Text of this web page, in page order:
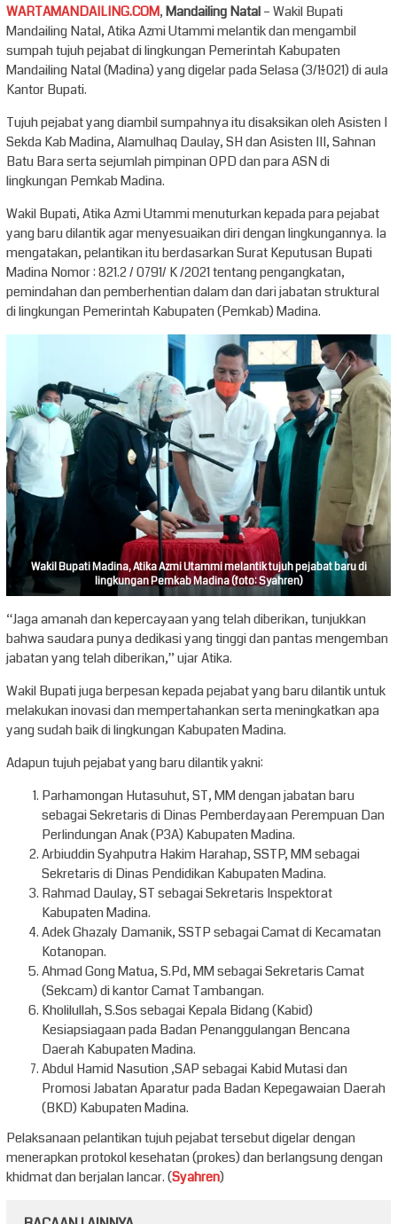
WARTAMANDAILING.COM,Mandailing Natal– Wakil Bupati
Mandailing Natal, Atika Azmi Utammi melantik dan mengambil
sumpah tujuh pejabat di lingkungan Pemerintah Kabupaten
Mandailing Natal (Madina) yang digelar pada Selasa (3/11/2021) di aula
Kantor Bupati.
Tujuh pejabat yang diambil sumpahnya itu disaksikan oleh Asisten I
Sekda Kab Madina, Alamulhaq Daulay, SH dan Asisten III, Sahnan
Batu Bara serta sejumlah pimpinan OPD dan para ASN di
lingkungan Pemkab Madina.
Wakil Bupati, Atika Azmi Utammi menuturkan kepada para pejabat
yang baru dilantik agar menyesuaikan diri dengan lingkungannya. Ia
mengatakan, pelantikan itu berdasarkan Surat Keputusan Bupati
Madina Nomor : 821.2 / 0791/ K /2021 tentang pengangkatan,
pemindahan dan pemberhentian dalam dan dari jabatan struktural
di lingkungan Pemerintah Kabupaten (Pemkab) Madina.
Wakil Bupati Madina, Atika Azmi Utammi melantik tujuh pejabat baru di
lingkungan Pemkab Madina (foto: Syahren)
“Jaga amanah dan kepercayaan yang telah diberikan, tunjukkan
bahwa saudara punya dedikasi yang tinggi dan pantas mengemban
jabatan yang telah diberikan,” ujar Atika.
Wakil Bupati juga berpesan kepada pejabat yang baru dilantik untuk
melakukan inovasi dan mempertahankan serta meningkatkan apa
yang sudah baik di lingkungan Kabupaten Madina.
Adapun tujuh pejabat yang baru dilantik yakni:
Parhamongan Hutasuhut, ST, MM dengan jabatan baru
sebagai Sekretaris di Dinas Pemberdayaan Perempuan Dan
Perlindungan Anak (P3A) Kabupaten Madina.
Arbiuddin Syahputra Hakim Harahap, SSTP, MM sebagai
Sekretaris di Dinas Pendidikan Kabupaten Madina.
Rahmad Daulay, ST sebagai Sekretaris Inspektorat
Kabupaten Madina.
Adek Ghazaly Damanik, SSTP sebagai Camat di Kecamatan
Kotanopan.
Ahmad Gong Matua, S.Pd, MM sebagai Sekretaris Camat
(Sekcam) di kantor Camat Tambangan.
Kholilullah, S.Sos sebagai Kepala Bidang (Kabid)
Kesiapsiagaan pada Badan Penanggulangan Bencana
Daerah Kabupaten Madina.
Abdul Hamid Nasution ,SAP sebagai Kabid Mutasi dan
Promosi Jabatan Aparatur pada Badan Kepegawaian Daerah
(BKD) Kabupaten Madina.
Pelaksanaan pelantikan tujuh pejabat tersebut digelar dengan
menerapkan protokol kesehatan (prokes) dan berlangsung dengan
khidmat dan berjalan lancar. (Syahren)